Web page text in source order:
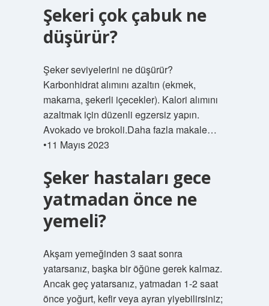
Şekeri çok çabuk ne
düşürür?
Şeker seviyelerini ne düşürür?
Karbonhidrat alımını azaltın (ekmek,
makarna, şekerli içecekler). Kalori alımını
azaltmak için düzenli egzersiz yapın.
Avokado ve brokoli.Daha fazla makale…
•11 Mayıs 2023
Şeker hastaları gece
yatmadan önce ne
yemeli?
Akşam yemeğinden 3 saat sonra
yatarsanız, başka bir öğüne gerek kalmaz.
Ancak geç yatarsanız, yatmadan 1-2 saat
önce yoğurt, kefir veya ayran yiyebilirsiniz;